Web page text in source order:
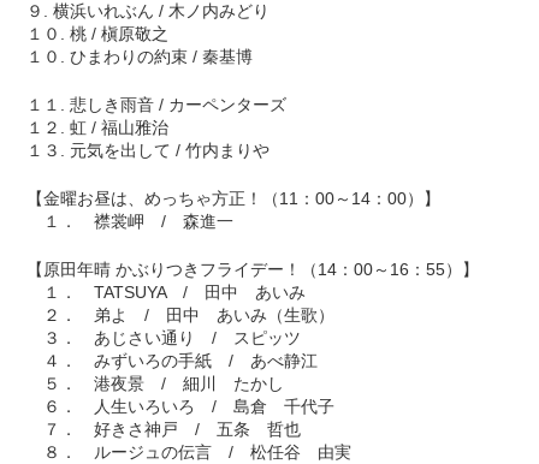
９. 横浜いれぶん / 木ノ内みどり
１０. 桃 / 槇原敬之
１０. ひまわりの約束 / 秦基博
１１. 悲しき雨音 / カーペンターズ
１２. 虹 / 福山雅治
１３. 元気を出して / 竹内まりや
【金曜お昼は、めっちゃ方正！（11：00～14：00）】
１． 襟裳岬 / 森進一
【原田年晴 かぶりつきフライデー！（14：00～16：55）】
１． TATSUYA / 田中 あいみ
２． 弟よ / 田中 あいみ（生歌）
３． あじさい通り / スピッツ
４． みずいろの手紙 / あべ静江
５． 港夜景 / 細川 たかし
６． 人生いろいろ / 島倉 千代子
７． 好きさ神戸 / 五条 哲也
８． ルージュの伝言 / 松任谷 由実